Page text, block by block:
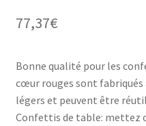
77,37€
Bonne qualité pour les
cœur rouges sont fabriqués
légers et peuvent être
Confettis de table: mettez